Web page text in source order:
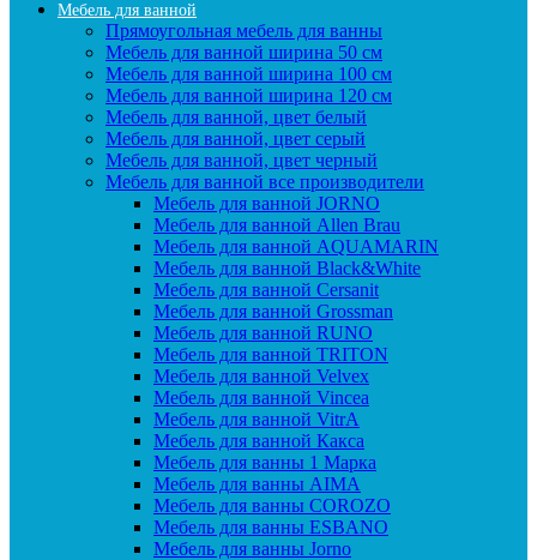
Мебель для ванной
Прямоугольная мебель для ванны
Мебель для ванной ширина 50 см
Мебель для ванной ширина 100 см
Мебель для ванной ширина 120 см
Мебель для ванной, цвет белый
Мебель для ванной, цвет серый
Мебель для ванной, цвет черный
Мебель для ванной все производители
Мебель для ванной JORNO
Мебель для ванной Allen Brau
Мебель для ванной AQUAMARIN
Мебель для ванной Black&White
Мебель для ванной Cersanit
Мебель для ванной Grossman
Мебель для ванной RUNO
Мебель для ванной TRITON
Мебель для ванной Velvex
Мебель для ванной Vincea
Мебель для ванной VitrA
Мебель для ванной Какса
Мебель для ванны 1 Марка
Мебель для ванны AIMA
Мебель для ванны COROZO
Мебель для ванны ESBANO
Мебель для ванны Jorno